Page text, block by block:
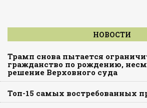
НОВОСТИ
Трамп снова пытается
гражданство по рождению,
решение Верховного суда
Топ-15 самых востребованных